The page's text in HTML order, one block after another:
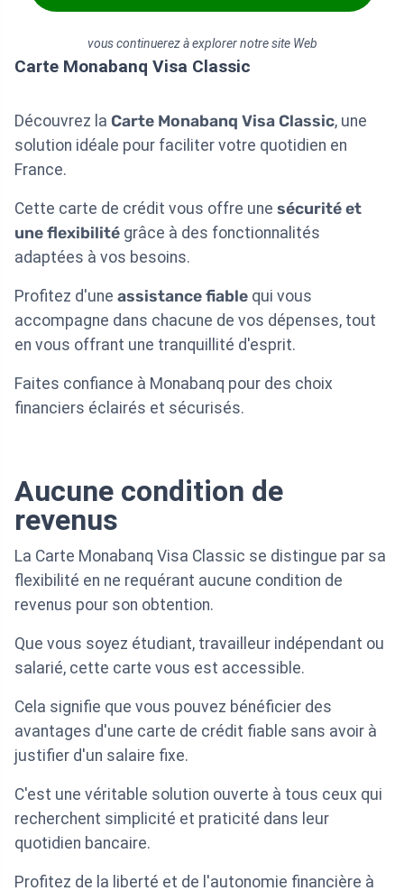
vous continuerez à explorer notre site Web
Carte Monabanq Visa Classic
Découvrez la Carte Monabanq Visa Classic, une
solution idéale pour faciliter votre quotidien en
France.
Cette carte de crédit vous offre une sécurité et
une flexibilité grâce à des fonctionnalités
adaptées à vos besoins.
Profitez d'une assistance fiable qui vous
accompagne dans chacune de vos dépenses, tout
en vous offrant une tranquillité d'esprit.
Faites confiance à Monabanq pour des choix
financiers éclairés et sécurisés.
Aucune condition de
revenus
La Carte Monabanq Visa Classic se distingue par sa
flexibilité en ne requérant aucune condition de
revenus pour son obtention.
Que vous soyez étudiant, travailleur indépendant ou
salarié, cette carte vous est accessible.
Cela signifie que vous pouvez bénéficier des
avantages d'une carte de crédit fiable sans avoir à
justifier d'un salaire fixe.
C'est une véritable solution ouverte à tous ceux qui
recherchent simplicité et praticité dans leur
quotidien bancaire.
Profitez de la liberté et de l'autonomie financière à